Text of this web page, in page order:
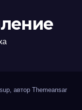
автор Themeansar